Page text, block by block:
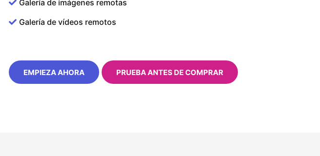
Galería de imágenes remotas
Galería de vídeos remotos
EMPIEZA AHORA PRUEBA ANTES DE COMPRAR